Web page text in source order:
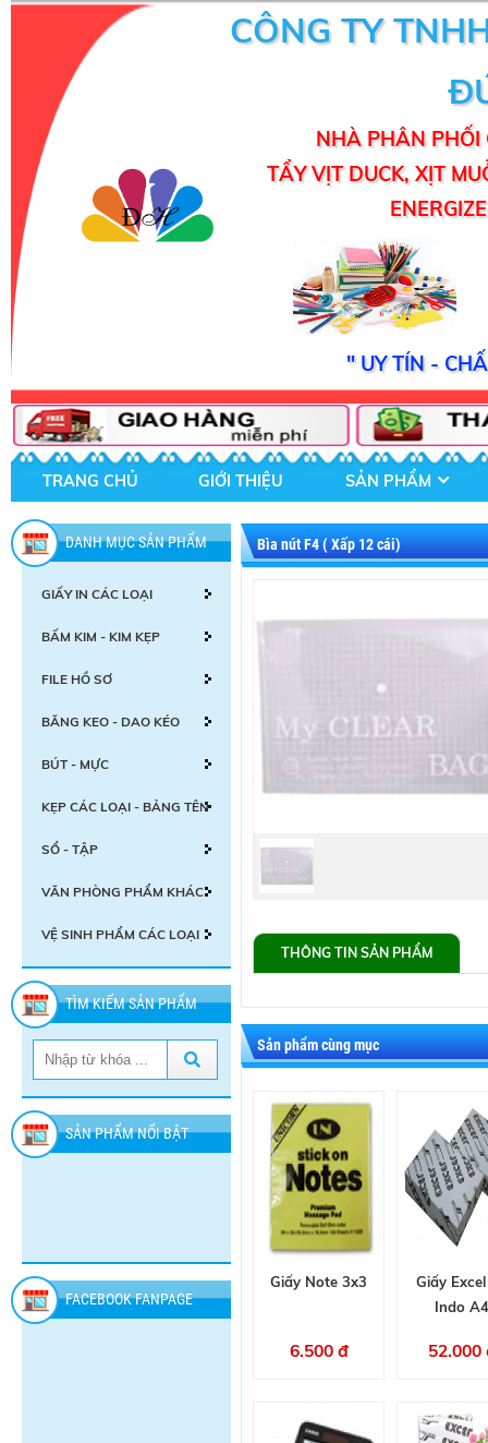
CÔNG TY
NHÀ PHÂN PHỐI
TẨY VỊT DUCK, XỊT
" UY TÍN -
TRANG CHỦ GIỚI THIỆU SẢN PHẨM
DANH MỤC SẢN PHẨM
GIẤY IN CÁC LOẠI
BẤM KIM - KIM KẸP
FILE HỒ SƠ
BĂNG KEO - DAO KÉO
BÚT - MỰC
KẸP CÁC LOẠI - BẢNG TÊN
SỔ - TẬP
VĂN PHÒNG PHẨM KHÁC
VỆ SINH PHẨM CÁC LOẠI
TÌM KIẾM SẢN PHẨM
SẢN PHẨM NỔI BẬT
FACEBOOK FANPAGE
Bìa nút F4 ( Xấp 12 cái)
THÔNG TIN SẢN PHẨM
Sản phẩm cùng mục
Giấy Note 3x3
6.500 đ
Giấy
Indo A4
52.000